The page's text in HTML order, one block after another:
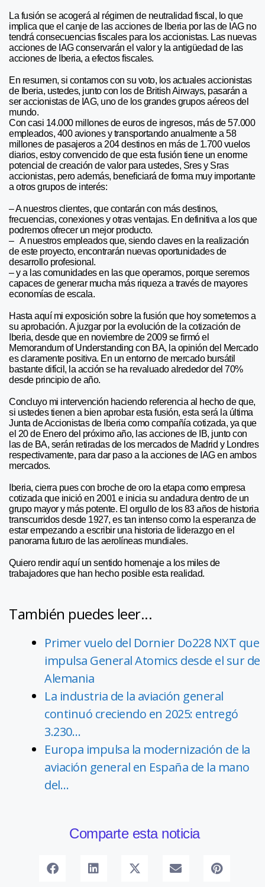
La fusión se acogerá al régimen de neutralidad fiscal, lo que
implica que el canje de las acciones de Iberia por las de IAG no
tendrá consecuencias fiscales para los accionistas. Las nuevas
acciones de IAG conservarán el valor y la antigüedad de las
acciones de Iberia, a efectos fiscales.
En resumen, si contamos con su voto, los actuales accionistas
de Iberia, ustedes, junto con los de British Airways, pasarán a
ser accionistas de IAG, uno de los grandes grupos aéreos del
mundo.
Con casi 14.000 millones de euros de ingresos, más de 57.000
empleados, 400 aviones y transportando anualmente a 58
millones de pasajeros a 204 destinos en más de 1.700 vuelos
diarios, estoy convencido de que esta fusión tiene un enorme
potencial de creación de valor para ustedes, Sres y Sras
accionistas, pero además, beneficiará de forma muy importante
a otros grupos de interés:
– A nuestros clientes, que contarán con más destinos,
frecuencias, conexiones y otras ventajas. En definitiva a los que
podremos ofrecer un mejor producto.
– A nuestros empleados que, siendo claves en la realización
de este proyecto, encontrarán nuevas oportunidades de
desarrollo profesional.
– y a las comunidades en las que operamos, porque seremos
capaces de generar mucha más riqueza a través de mayores
economías de escala.
Hasta aquí mi exposición sobre la fusión que hoy sometemos a
su aprobación. A juzgar por la evolución de la cotización de
Iberia, desde que en noviembre de 2009 se firmó el
Memorandum of Understanding con BA, la opinión del Mercado
es claramente positiva. En un entorno de mercado bursátil
bastante difícil, la acción se ha revaluado alrededor del 70%
desde principio de año.
Concluyo mi intervención haciendo referencia al hecho de que,
si ustedes tienen a bien aprobar esta fusión, esta será la última
Junta de Accionistas de Iberia como compañía cotizada, ya que
el 20 de Enero del próximo año, las acciones de IB, junto con
las de BA, serán retiradas de los mercados de Madrid y Londres
respectivamente, para dar paso a la acciones de IAG en ambos
mercados.
Iberia, cierra pues con broche de oro la etapa como empresa
cotizada que inició en 2001 e inicia su andadura dentro de un
grupo mayor y más potente. El orgullo de los 83 años de historia
transcurridos desde 1927, es tan intenso como la esperanza de
estar empezando a escribir una historia de liderazgo en el
panorama futuro de las aerolíneas mundiales.
Quiero rendir aquí un sentido homenaje a los miles de
trabajadores que han hecho posible esta realidad.
También puedes leer...
Primer vuelo del Dornier Do228 NXT que
impulsa General Atomics desde el sur de
Alemania
La industria de la aviación general
continuó creciendo en 2025: entregó
3.230…
Europa impulsa la modernización de la
aviación general en España de la mano
del…
Comparte esta noticia